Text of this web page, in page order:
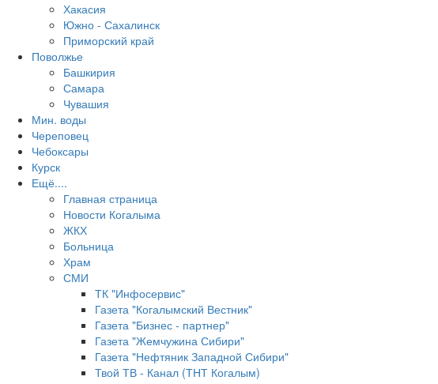
Хакасия
Южно - Сахалинск
Приморский край
Поволжье
Башкирия
Самара
Чувашия
Мин. воды
Череповец
Чебоксары
Курск
Ещё....
Главная страница
Новости Когалыма
ЖКХ
Больница
Храм
СМИ
ТК "Инфосервис"
Газета "Когалымский Вестник"
Газета "Бизнес - партнер"
Газета "Жемчужина Сибири"
Газета "Нефтяник Западной Сибири"
Твой ТВ - Канал (ТНТ Когалым)